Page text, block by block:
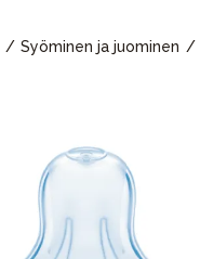
Syöminen ja juominen